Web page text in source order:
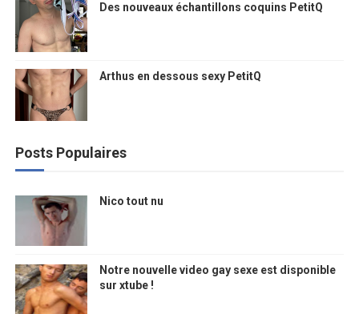
Des nouveaux échantillons coquins PetitQ
Arthus en dessous sexy PetitQ
Posts Populaires
Nico tout nu
Notre nouvelle video gay sexe est disponible
sur xtube !